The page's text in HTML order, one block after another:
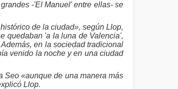
-'El Manuel' entre ellas- se
de la ciudad», según Llop,
quedaban 'a la luna de Valencia',
en la sociedad tradicional
venido la noche y en una ciudad
Seo «aunque de una manera más
Llop.